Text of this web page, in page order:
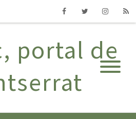
portal de